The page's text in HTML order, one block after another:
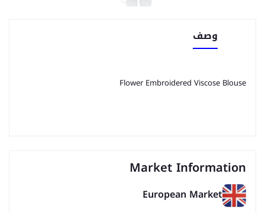
وصف
Flower Embroidered Viscose Blouse
Market Information
European Market